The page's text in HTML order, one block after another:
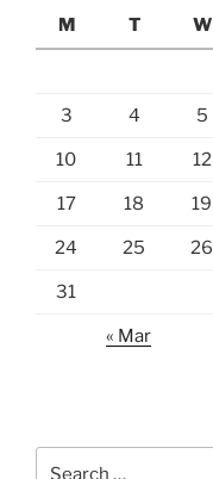
M
T W
3 4 5
10 11 12
17 18 19
24 25 26
31
« Mar